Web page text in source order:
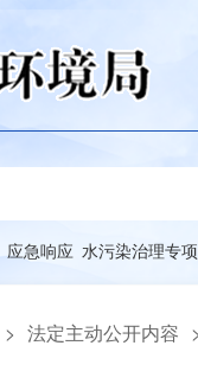
应急响应 水污染治理专项
> 法定主动公开内容 >